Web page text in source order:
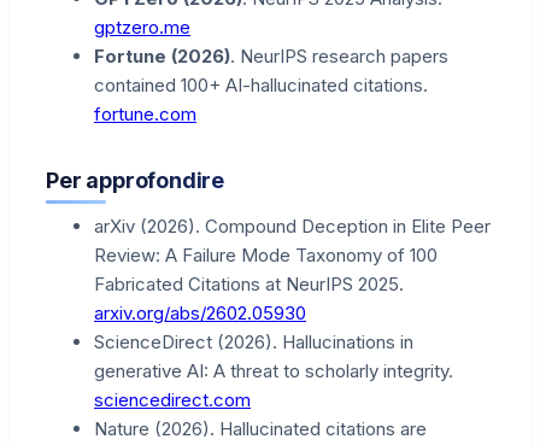
gptzero.me
Fortune (2026). NeurIPS research papers
contained 100+ AI-hallucinated citations.
fortune.com
Per approfondire
arXiv (2026). Compound Deception in Elite Peer
Review: A Failure Mode Taxonomy of 100
Fabricated Citations at NeurIPS 2025.
arxiv.org/abs/2602.05930
ScienceDirect (2026). Hallucinations in
generative AI: A threat to scholarly integrity.
sciencedirect.com
Nature (2026). Hallucinated citations are